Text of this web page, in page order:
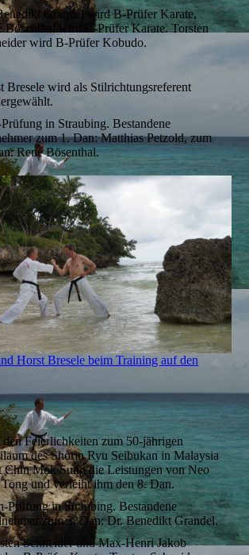
Grandel wird B-Prüfer Karate,
Bösenthal wird C-Prüfer Karate. Torsten
wird B-Prüfer Kobudo.
Bresele wird als Stilrichtungsreferent
in Straubing. Bestandene
zum 1. Dan: Matthias Petzold, zum
René Bösenthal.
Horst Bresele beim Training auf den
den Feierlichkeiten zum 50-jährigen
des Shorin Ryu Seibukan in Malaysia
Chin Mok Sung die Leistungen von Neo
und verleiht ihm den 8. Dan.
Prüfung in Straubing. Bestandene
zum 3. Dan: Dr. Benedikt Grandel.
Schneider und Max-Henri Jakob